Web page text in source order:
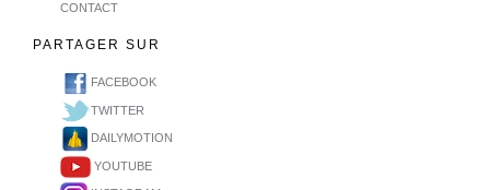
CONTACT
PARTAGER SUR
FACEBOOK
TWITTER
DAILYMOTION
YOUTUBE